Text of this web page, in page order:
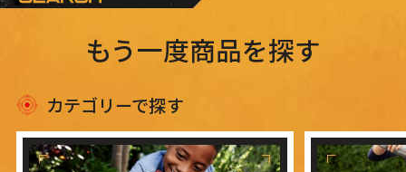
もう一度商品を探す
カテゴリーで探す